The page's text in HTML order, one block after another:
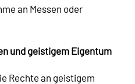
an Messen oder
und geistigem Eigentum
Rechte an geistigem